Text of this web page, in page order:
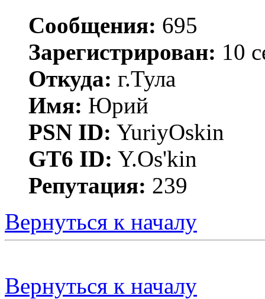
Сообщения: 695
Зарегистрирован: 10
Откуда: г.Тула
Имя: Юрий
PSN ID: YuriyOskin
GT6 ID: Y.Os'kin
Репутация: 239
Вернуться к началу
Вернуться к началу